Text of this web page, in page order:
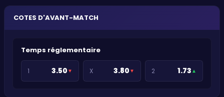
COTES D'AVANT-MATCH
Temps réglementaire
1 3.50 ▼ X 3.80 ▼ 2 1.73 ▲